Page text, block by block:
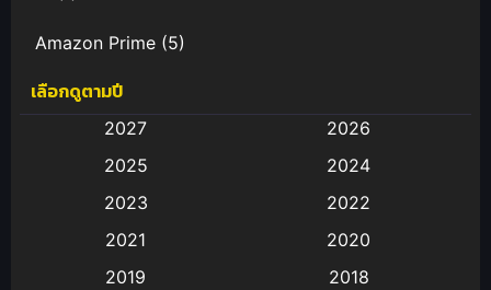
Amazon Prime (5)
Anal (ประตูหลัง)
Animation การ์ตูน
Animation อนิเมะ
เลือกดูตามปี
2027
2026
2025
2024
2023
2022
2021
2020
2019
2018